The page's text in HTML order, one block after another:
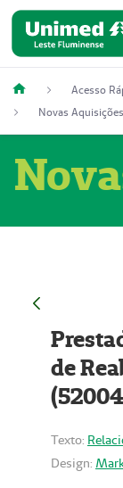
Acesso
Novas Aquisições
de
Texto:
Design: